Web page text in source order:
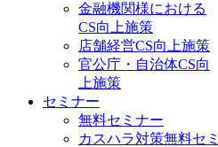
金融機関様における
CS向上施策
店舗経営CS向上施策
官公庁・自治体CS向
上施策
セミナー
無料セミナー
カスハラ対策無料セミ